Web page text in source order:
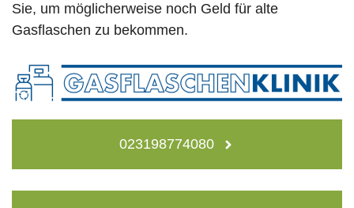
Sie, um möglicherweise noch Geld für alte
Gasflaschen zu bekommen.
023198774080